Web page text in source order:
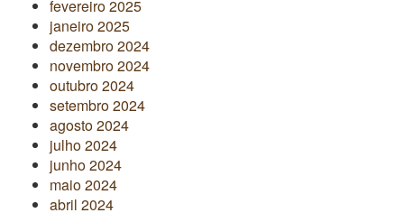
fevereiro 2025
janeiro 2025
dezembro 2024
novembro 2024
outubro 2024
setembro 2024
agosto 2024
julho 2024
junho 2024
maio 2024
abril 2024